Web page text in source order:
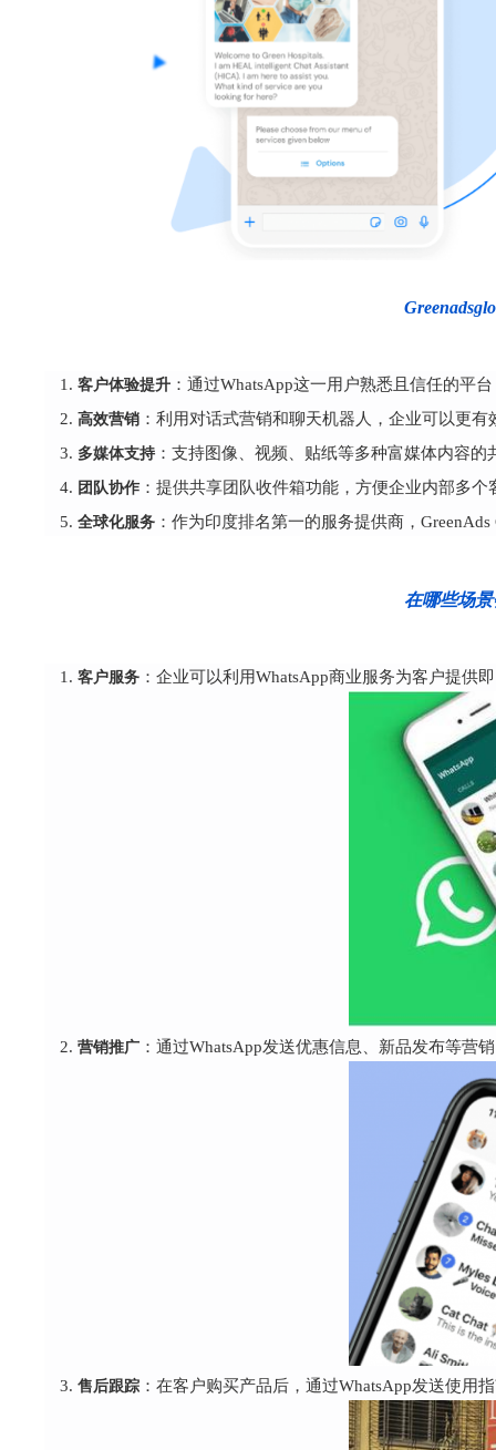
客户体验提升 ：通过WhatsApp这一用户熟悉且信任的平
高效营销 ：利用对话式营销和聊天机器人，企业可以更
多媒体支持 ：支持图像、视频、贴纸等多种富媒体内容
团队协作 ：提供共享团队收件箱功能，方便企业内部多
全球化服务 ：作为印度排名第一的服务提供商，
在哪些场景
客户服务 ：企业可以利用WhatsApp商业服务为客户提供
营销推广 ：通过WhatsApp发送优惠信息、新品发布等营
售后跟踪 ：在客户购买产品后，通过WhatsApp发送使用